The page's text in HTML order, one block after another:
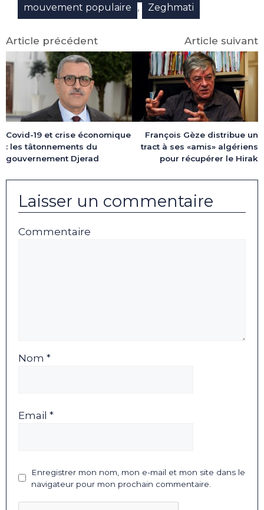
mouvement populaire , Zeghmati
Article précédent
Covid-19 et crise économique
: les tâtonnements du
gouvernement Djerad
Article suivant
François Gèze distribue un
tract à ses «amis» algériens
pour récupérer le Hirak
Laisser un commentaire
Commentaire
Nom *
Email *
Enregistrer mon nom, mon e-mail et mon site dans le
navigateur pour mon prochain commentaire.